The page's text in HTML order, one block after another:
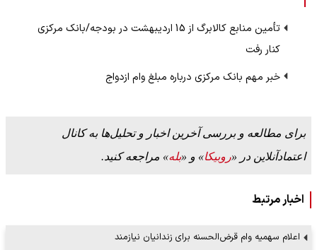
تأمین منابع کالابرگ از 15 اردیبهشت در بودجه/بانک مرکزی
کنار رفت
خبر مهم بانک مرکزی درباره مبلغ وام ازدواج
برای مطالعه و بررسی آخرین اخبار و تحلیل‌ها به کانال
اعتمادآنلاین در «روبیکا» و «بله» مراجعه کنید.
اخبار مرتبط
اعلام سهمیه وام قرض‌الحسنه برای زندانیان نیازمند